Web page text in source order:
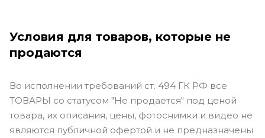
Условия для товаров, которые не
продаются
Во исполнении требований ст. 494 ГК РФ все
ТОВАРЫ со статусом "Не продается" под ценой
товара, их описания, цены, фотоснимки и видео не
являются публичной офертой и не предназначены